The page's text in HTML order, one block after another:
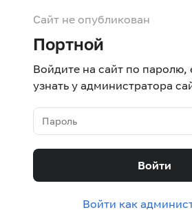
Сайт не опубликован
Портной
Войдите на сайт по паролю,
узнать у администратора
Войти
Войти как